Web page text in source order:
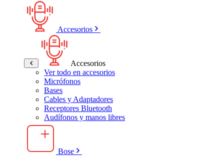
Accesorios
Accesorios
Ver todo en accesorios
Micrófonos
Bases
Cables y Adaptadores
Receptores Bluetooth
Audífonos y manos libres
Bose